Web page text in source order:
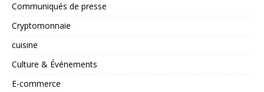
Communiqués de presse
Cryptomonnaie
cuisine
Culture & Événements
E-commerce